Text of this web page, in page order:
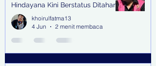
Hindayana Kini Berstatus Ditahan
khoirulfatma13
4 Jun
2 menit membaca